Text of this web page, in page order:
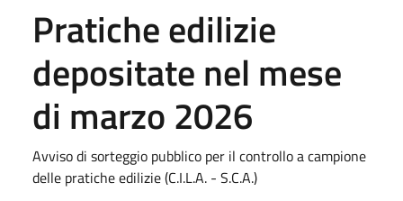
Pratiche edilizie
depositate nel mese
di marzo 2026
Avviso di sorteggio pubblico per il controllo a campione
delle pratiche edilizie (C.I.L.A. - S.C.A.)